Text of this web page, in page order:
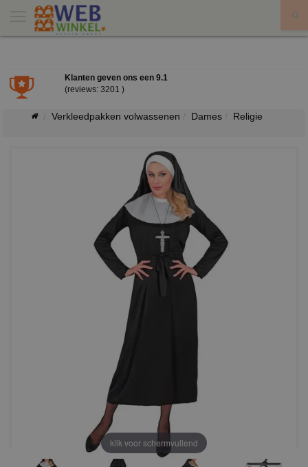
Klanten geven ons een 9.1
(reviews: 3201 )
Verkleedpakken volwassenen Dames Religie
klik voor schermvullend